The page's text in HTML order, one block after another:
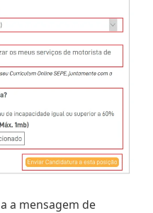
a mensagem de